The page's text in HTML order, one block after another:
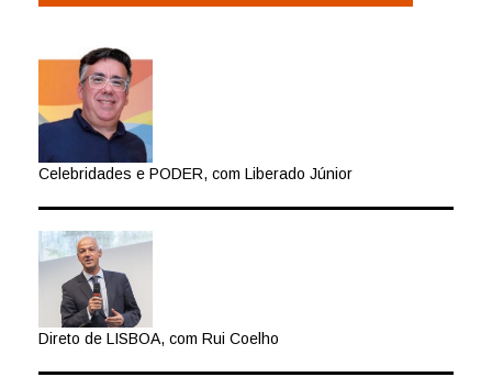
Celebridades e PODER, com Liberado Júnior
Direto de LISBOA, com Rui Coelho